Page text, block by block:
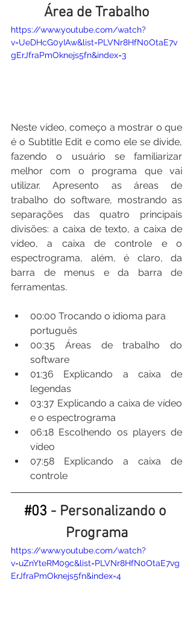
Área de Trabalho
https://www.youtube.com/watch?
v=UeDHcG0yIAw&list=PLVNr8HfN0OtaE7v
gErJfraPmOknejs5fn&index=3
Neste vídeo, começo a mostrar o que
é o Subtitle Edit e como ele se divide,
fazendo o usuário se familiarizar
melhor com o programa que vai
utilizar. Apresento as áreas de
trabalho do software, mostrando as
separações das quatro principais
divisões: a caixa de texto, a caixa de
vídeo, a caixa de controle e o
espectrograma, além, é claro, da
barra de menus e da barra de
ferramentas.
00:00​ Trocando o idioma para
português
00:35​ Áreas de trabalho do
software
01:36​ Explicando a caixa de
legendas
03:37​ Explicando a caixa de vídeo
e o espectrograma
06:18​ Escolhendo os players de
vídeo
07:58​ Explicando a caixa de
controle
#03 - Personalizando o
Programa
https://www.youtube.com/watch?
v=uZnYteRM09c&list=PLVNr8HfN0OtaE7vg
ErJfraPmOknejs5fn&index=4